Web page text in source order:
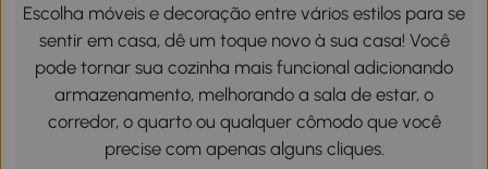
Escolha móveis e decoração entre vários estilos para se
sentir em casa, dê um toque novo à sua casa! Você
pode tornar sua cozinha mais funcional adicionando
armazenamento, melhorando a sala de estar, o
corredor, o quarto ou qualquer cômodo que você
precise com apenas alguns cliques.